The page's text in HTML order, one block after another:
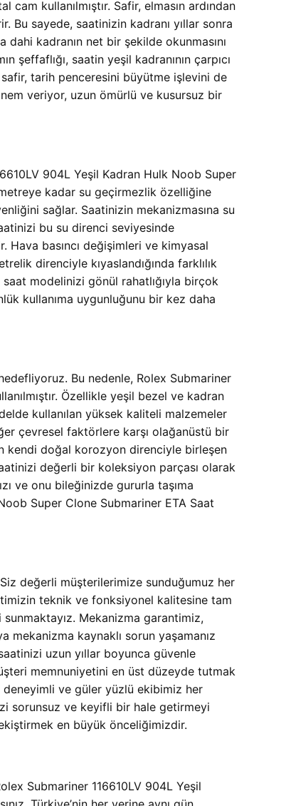
kullanılmıştır. Safir, elmasın ardından
sayede, saatinizin kadranı yıllar sonra
dahi kadranın net bir şekilde okunmasını
şeffaflığı, saatin yeşil kadranının çarpıcı
tarih penceresini büyütme işlevini de
veriyor, uzun ömürlü ve kusursuz bir
904L Yeşil Kadran Hulk Noob Super
kadar su geçirmezlik özelliğine
sağlar. Saatinizin mekanizmasına su
bu su direnci seviyesinde
Hava basıncı değişimleri ve kimyasal
direnciyle kıyaslandığında farklılık
modelinizi gönül rahatlığıyla birçok
kullanıma uygunluğunu bir kez daha
Bu nedenle, Rolex Submariner
Özellikle yeşil bezel ve kadran
kullanılan yüksek kaliteli malzemeler
çevresel faktörlere karşı olağanüstü bir
kendi doğal korozyon direnciyle birleşen
değerli bir koleksiyon parçası olarak
ve onu bileğinizde gururla taşıma
Super Clone Submariner ETA Saat
değerli müşterilerimize sunduğumuz her
teknik ve fonksiyonel kalitesine tam
Mekanizma garantimiz,
mekanizma kaynaklı sorun yaşamanız
uzun yıllar boyunca güvenle
memnuniyetini en üst düzeyde tutmak
ve güler yüzlü ekibimiz her
sorunsuz ve keyifli bir hale getirmeyi
en büyük önceliğimizdir.
Submariner 116610LV 904L Yeşil